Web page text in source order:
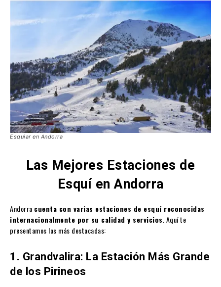
Esquiar en Andorra
Las Mejores Estaciones de
Esquí en Andorra
Andorra cuenta con varias estaciones de esquí reconocidas
internacionalmente por su calidad y servicios. Aquí te
presentamos las más destacadas:
1. Grandvalira: La Estación Más Grande
de los Pirineos